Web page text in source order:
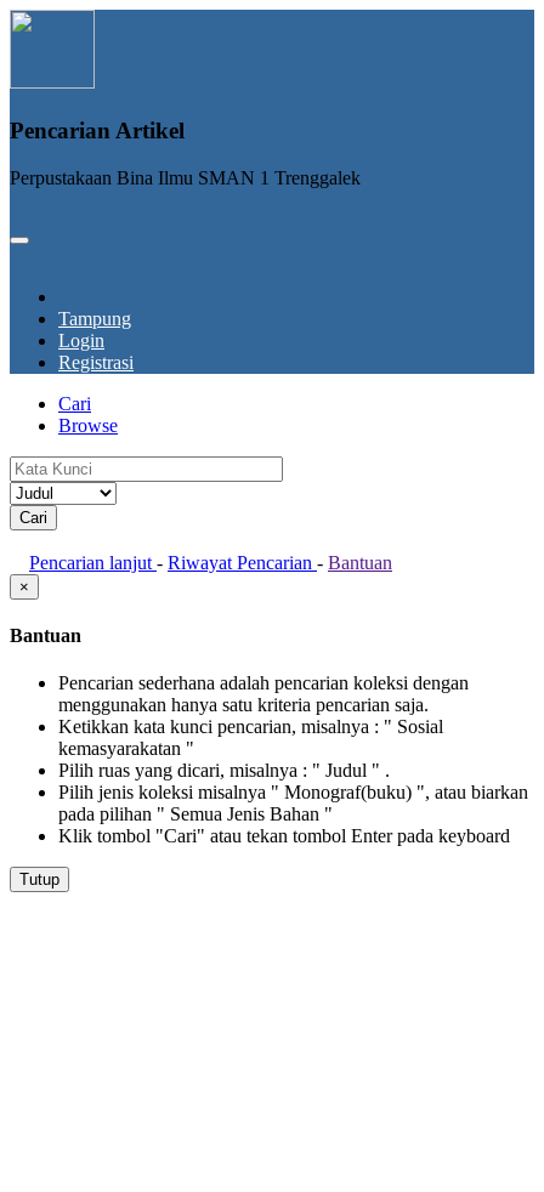
Pencarian Artikel
Perpustakaan Bina Ilmu SMAN 1 Trenggalek
Tampung
Login
Registrasi
Cari
Browse
Pencarian lanjut - Riwayat Pencarian - Bantuan
×
Bantuan
Pencarian sederhana adalah pencarian koleksi dengan
menggunakan hanya satu kriteria pencarian saja.
Ketikkan kata kunci pencarian, misalnya : " Sosial
kemasyarakatan "
Pilih ruas yang dicari, misalnya : " Judul " .
Pilih jenis koleksi misalnya " Monograf(buku) ", atau biarkan
pada pilihan " Semua Jenis Bahan "
Klik tombol "Cari" atau tekan tombol Enter pada keyboard
Tutup